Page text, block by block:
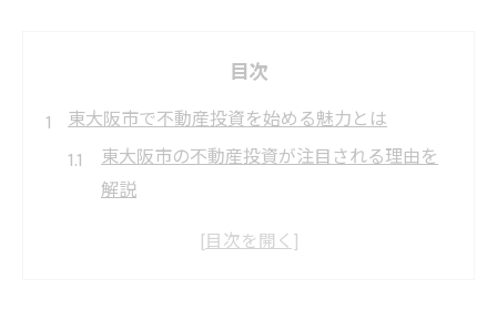
目次
東大阪市で不動産投資を始める魅力とは
東大阪市の不動産投資が注目される理由を
解説
収益物件選びで東大阪市が有利な背景とは